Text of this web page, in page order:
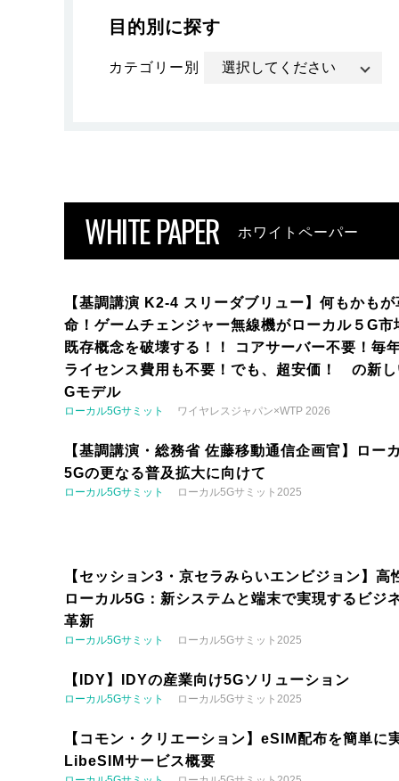
目的別に探す
カテゴリー別
WHITE PAPER ホワイトペーパー
【基調講演 K2-4 スリーダブリュー】何もかもが
命！ゲームチェンジャー無線機がローカル５G市
既存概念を破壊する！！ コアサーバー不要！毎
ライセンス費用も不要！でも、超安価！ の新
Gモデル
ローカル5Gサミット ワイヤレスジャパン×WTP 2026
【基調講演・総務省 佐藤移動通信企画官】ロー
5Gの更なる普及拡大に向けて
ローカル5Gサミット ローカル5Gサミット2025
【セッション3・京セラみらいエンビジョン】高
ローカル5G：新システムと端末で実現するビジ
革新
ローカル5Gサミット ローカル5Gサミット2025
【IDY】IDYの産業向け5Gソリューション
ローカル5Gサミット ローカル5Gサミット2025
【コモン・クリエーション】eSIM配布を簡単に
LibeSIMサービス概要